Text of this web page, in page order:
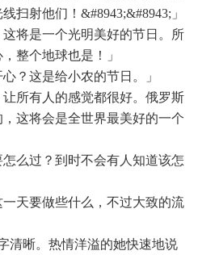
扫射他们！ &#8943;&#8943;」
这将是一个光明美好的节日。所
整个地球也是！」
？这是给小农的节日。」
让所有人的感觉都很好。俄罗斯
这将会是全世界最美好的一个
怎么过？到时不会有人知道该怎
一天要做些什么，不过大致的流
清晰。热情洋溢的她快速地说